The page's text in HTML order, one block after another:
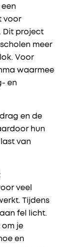
voor
Dit project
meer
Voor
waarmee
en
en de
hun
van
veel
Tijdens
fel licht.
om je
en